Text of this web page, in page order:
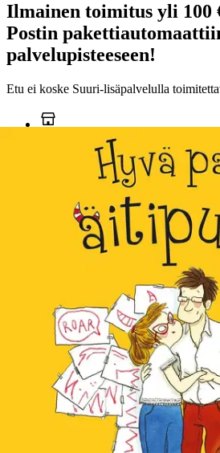
Ilmainen toimitus yli 100
Postin
palvelupisteeseen!
Etu ei koske Suuri‑lisäpalvelulla
Tarkista
Ei saatavilla
Otto on lukenut paljon kirjoja ja tietää
ovat ilkeitä ja pelottavia. Itse asiassa
Niinpä Otto osaa olla varuillaan, kun hän
tyttöystävän... Lue niin et liukastu!
hauskat puhekuplat – niistä on Banaanit
kirjasarja juuri lukemaan oppineille.